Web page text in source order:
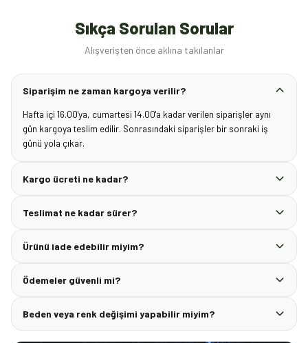
Sıkça Sorulan Sorular
Alışverişten önce aklına takılanlar
Siparişim ne zaman kargoya verilir?
Hafta içi 16.00'ya, cumartesi 14.00'a kadar verilen siparişler aynı
gün kargoya teslim edilir. Sonrasındaki siparişler bir sonraki iş
günü yola çıkar.
Kargo ücreti ne kadar?
Teslimat ne kadar sürer?
Ürünü iade edebilir miyim?
Ödemeler güvenli mi?
Beden veya renk değişimi yapabilir miyim?